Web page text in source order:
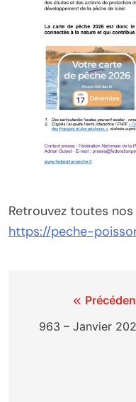
Retrouvez toutes
https://peche-
Navigation
de963 – Janvier